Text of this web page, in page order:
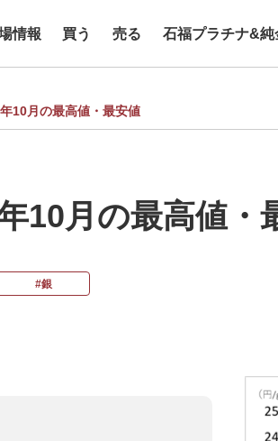
情報 買う 売る 石福プラチナ&純
10月の最高値・最安値
10月の最高値・
#銀